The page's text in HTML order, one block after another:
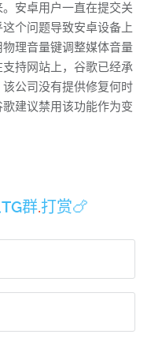
安卓用户一直在提交关
个问题导致安卓设备上
理音量键调整媒体音量
持网站上，谷歌已经承
公司没有提供修复何时
建议禁用该功能作为变
群.打赏🍗